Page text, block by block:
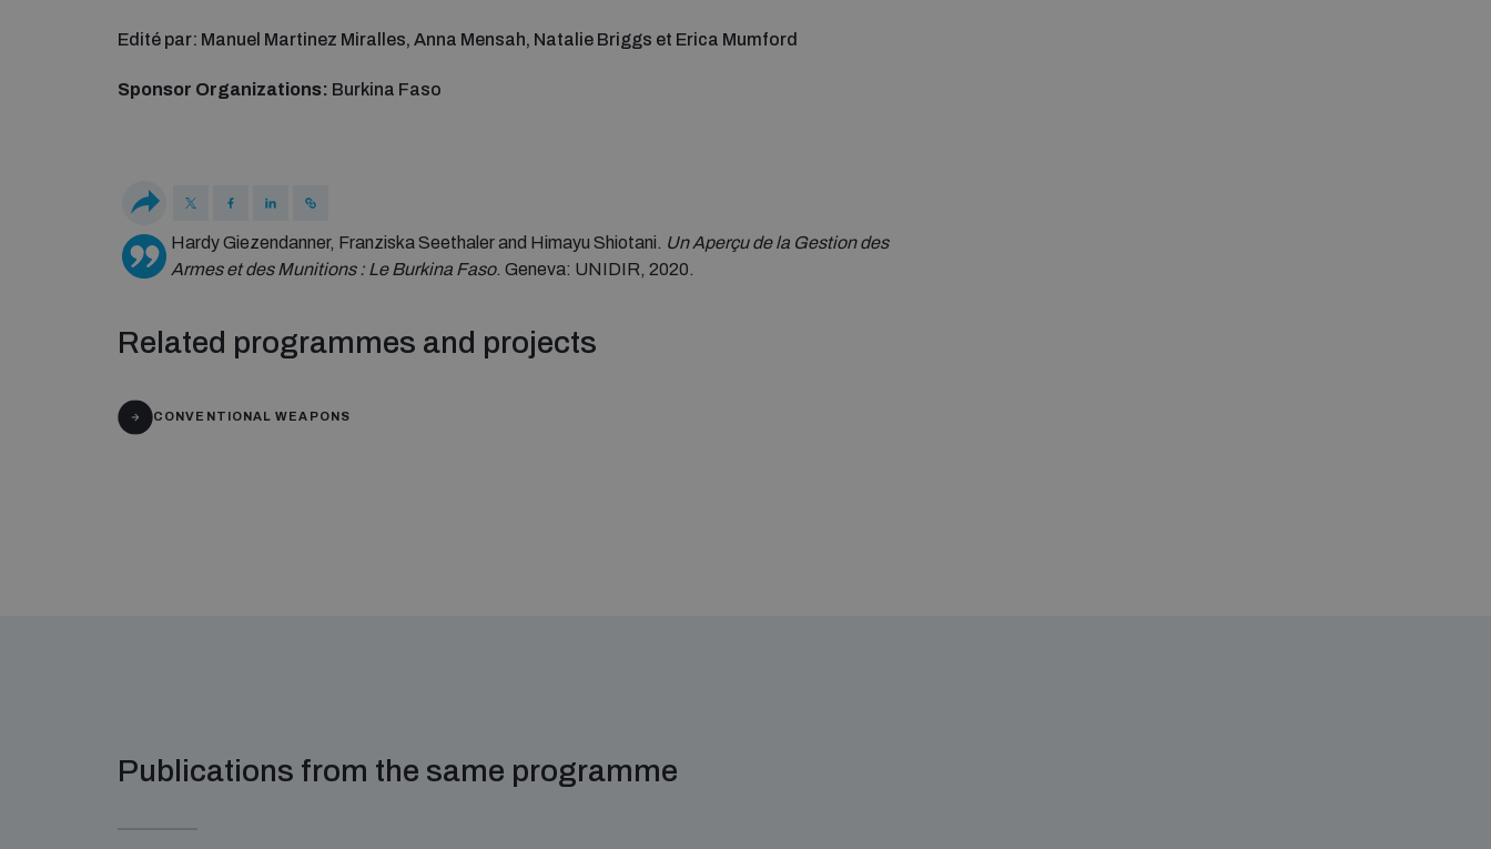
Edité par: Manuel Martinez Miralles, Anna Mensah, Natalie Briggs et Erica Mumford
Sponsor Organizations: Burkina Faso
Hardy Giezendanner, Franziska Seethaler and Himayu Shiotani. Un Aperçu de la Gestion des
Armes et des Munitions : Le Burkina Faso. Geneva: UNIDIR, 2020.
Related programmes and projects
CONVENTIONAL WEAPONS
Publications from the same programme